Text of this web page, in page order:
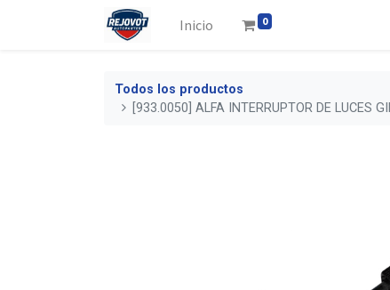
Inicio 0
Todos los productos
[933.0050] ALFA INTERRUPTOR DE LUCES